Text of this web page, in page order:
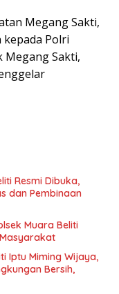
Megang Sakti,
Polri
Megang Sakti,
Resmi Dibuka,
dan Pembinaan
Muara Beliti
Iptu Miming Wijaya,
Bersih,